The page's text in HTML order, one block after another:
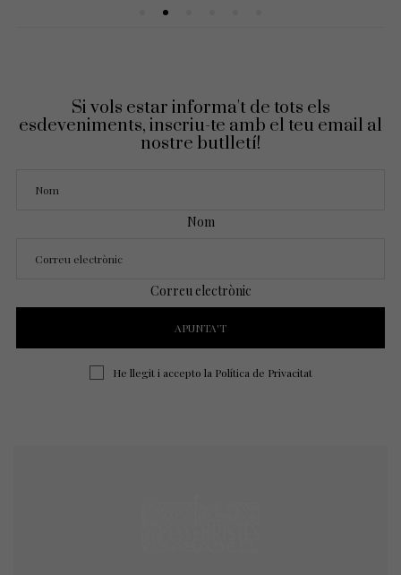
Si vols estar informa't de tots els
esdeveniments, inscriu-te amb el teu email al
nostre butlletí!
Nom
Correu electrònic
He llegit i accepto la Política de Privacitat